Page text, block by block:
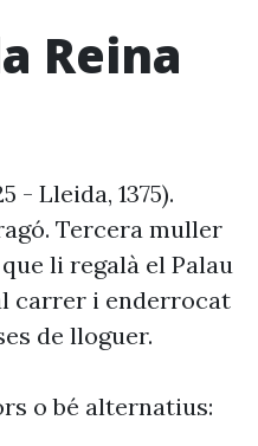
Reina
- Lleida, 1375).
Tercera muller
li regalà el Palau
carrer i enderrocat
de lloguer.
o bé alternatius: